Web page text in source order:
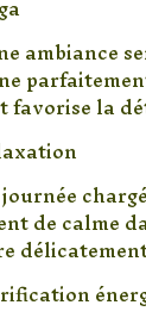
ambiance
favorise la
de calme